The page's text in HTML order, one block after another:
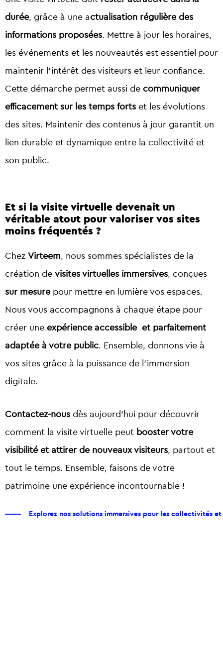
durée, grâce à une actualisation régulière des
informations proposées. Mettre à jour les horaires,
les événements et les nouveautés est essentiel pour
maintenir l’intérêt des visiteurs et leur confiance.
Cette démarche permet aussi de communiquer
efficacement sur les temps forts et les évolutions
des sites. Maintenir des contenus à jour garantit un
lien durable et dynamique entre la collectivité et
son public.
Et si la visite virtuelle devenait un
véritable atout pour valoriser vos sites
moins fréquentés ?
Chez Virteem, nous sommes spécialistes de la
création de visites virtuelles immersives, conçues
sur mesure pour mettre en lumière vos espaces.
Nous vous accompagnons à chaque étape pour
créer une expérience accessible et parfaitement
adaptée à votre public. Ensemble, donnons vie à
vos sites grâce à la puissance de l’immersion
digitale.
Contactez-nous dès aujourd’hui pour découvrir
comment la visite virtuelle peut booster votre
visibilité et attirer de nouveaux visiteurs, partout et
tout le temps. Ensemble, faisons de votre
patrimoine une expérience incontournable !
Explorez nos solutions immersives pour les collectivités